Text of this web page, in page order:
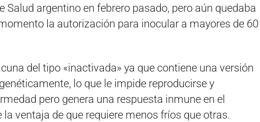
Salud argentino en febrero pasado, pero aún quedaba
la autorización para inocular a mayores de 60
del tipo «inactivada» ya que contiene una versión
lo que le impide reproducirse y
pero genera una respuesta inmune en el
la ventaja de que requiere menos fríos que otras.